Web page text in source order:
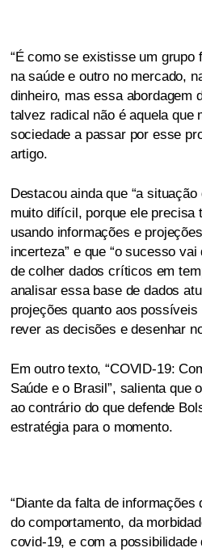
“É como se existisse um grupo
na saúde e outro no mercado,
dinheiro, mas essa abordagem
talvez radical não é aquela que
sociedade a passar por esse
artigo.
Destacou ainda que “a
muito difícil, porque ele precisa
usando informações e
incerteza” e que “o sucesso
de colher dados críticos em
analisar essa base de dados
projeções quanto aos
rever as decisões e desenhar
Em outro texto, “COVID-19:
Saúde e o Brasil”, salienta que
ao contrário do que defende
estratégia para o momento.
“Diante da falta de informações
do comportamento, da
covid-19, e com a possibilidade